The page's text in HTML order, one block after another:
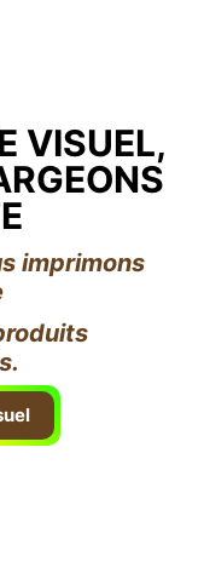
VISUEL,
imprimons